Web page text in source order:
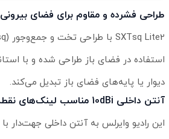
طراحی فشرده و مقاوم برای فضای بیرونی
دیوار یا پایه‌های فضای باز تبدیل می‌کند.
آنتن داخلی 10dBi مناسب لینک‌های نقطه به نقطه